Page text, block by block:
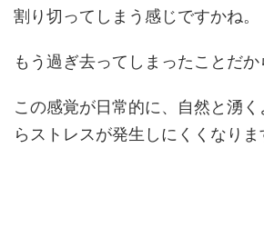
割り切ってしまう感じですかね。
もう過ぎ去ってしまったことだか
この感覚が日常的に、自然と湧
らストレスが発生しにくくなりま